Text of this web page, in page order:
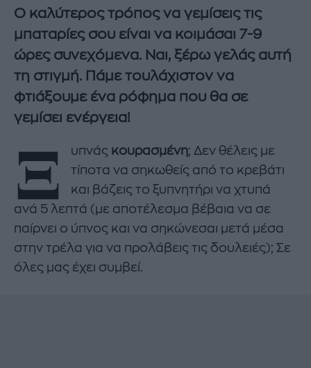
Ο καλύτερος τρόπος να γεμίσεις τις
μπαταρίες σου είναι να κοιμάσαι 7-9
ώρες συνεχόμενα. Ναι, ξέρω γελάς αυτή
τη στιγμή. Πάμε τουλάχιστον να
φτιάξουμε ένα ρόφημα που θα σε
γεμίσει ενέργεια!
Ξ υπνάς κουρασμένη; Δεν θέλεις με
τίποτα να σηκωθείς από το κρεβάτι
και βάζεις το ξυπνητήρι να χτυπά
ανά 5 λεπτά (με αποτέλεσμα βέβαια να σε
παίρνει ο ύπνος και να σηκώνεσαι μετά μέσα
στην τρέλα για να προλάβεις τις δουλειές); Σε
όλες μας έχει συμβεί.